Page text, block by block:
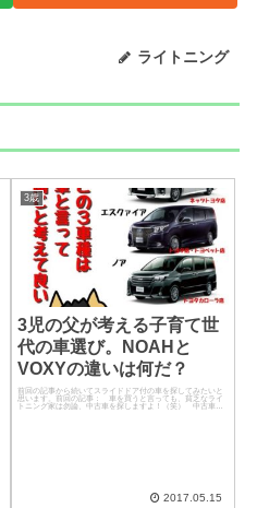
ライトニング
3歳
3児の父が考える子育て世
代の車選び。NOAHと
VOXYの違いは何だ？
前回の記事から続いてスライドドア付の車を探してみたいと
思います。前回の記事： 車を買うと言っても、貧乏なライ
トニング家は勿論、中古車を探しますよ！（笑） 中古車は
2017.05.15